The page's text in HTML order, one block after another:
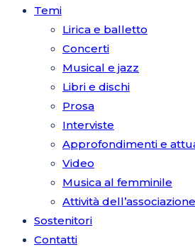
Temi
Lirica e balletto
Concerti
Musical e jazz
Libri e dischi
Prosa
Interviste
Approfondimenti e
Video
Musica al femminile
Attività dell’associazione
Sostenitori
Contatti